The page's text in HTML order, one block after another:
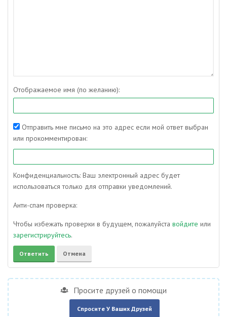
Отображаемое имя (по желанию):
Отправить мне письмо на это адрес если мой ответ выбран
или прокомментирован:
Конфиденциальность: Ваш электронный адрес будет
использоваться только для отправки уведомлений.
Анти-спам проверка:
Чтобы избежать проверки в будущем, пожалуйста войдите или
зарегистрируйтесь.
Просите друзей о помощи
Спросите У Ваших Друзей